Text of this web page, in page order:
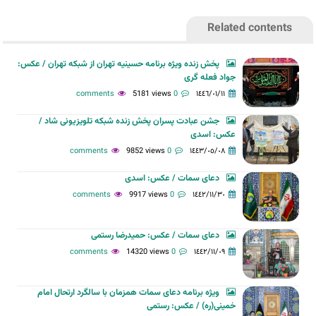
Related contents
پخش زنده ویژه برنامه حسینیه تهران از شبکه تهران / عکس:
جواد فعله گری
١٤٤٦/٠١/١١ 0 comments
5181 views
جشن عبادت پسران پخش زنده شبکه تلویزیونی شاد /
عکس: اسدی
١٤٤٣/٠٥/٠٨ 0 comments
9852 views
دعای سمات / عکس: اسدی
١٤٤٢/١١/٣٠ 0 comments
9917 views
دعای سمات / عکس: حمیدرضا رستمی
١٤٤٢/١١/٠٩ 0 comments
14320 views
ویژه برنامه دعای سمات همزمان با سالگرد ارتحال امام
خمینی(ره) / عکس: رستمی